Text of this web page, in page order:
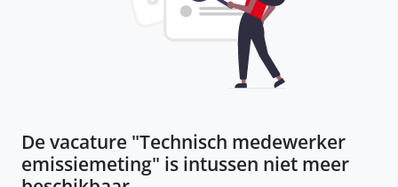
De vacature "Technisch medewerker
emissiemeting" is intussen niet meer